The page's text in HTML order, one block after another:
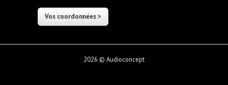
2026 © Audioconcept